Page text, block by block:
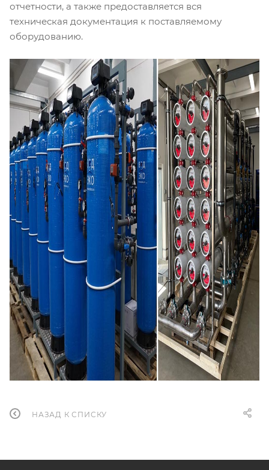
отчетности, а также предоставляется вся
техническая документация к поставляемому
оборудованию.
НАЗАД К СПИСКУ